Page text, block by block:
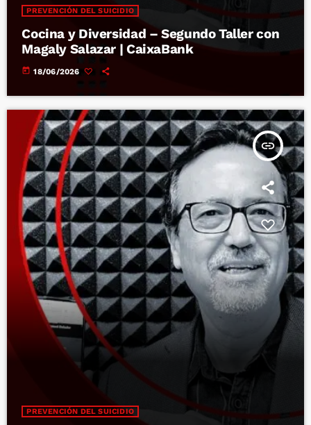
PREVENCIÓN DEL SUICIDIO
Cocina y Diversidad – Segundo Taller con
Magaly Salazar | CaixaBank
today 18/06/2026
insert_link
PREVENCIÓN DEL SUICIDIO